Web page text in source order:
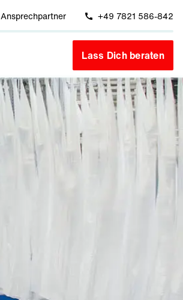
Ansprechpartner +49 7821 586-842
Lass Dich beraten